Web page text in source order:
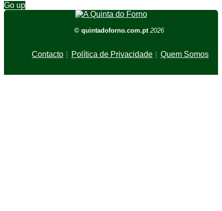
Go up
© quintadoforno.com.pt 2026
Contacto Política de Privacidade Quem Somos